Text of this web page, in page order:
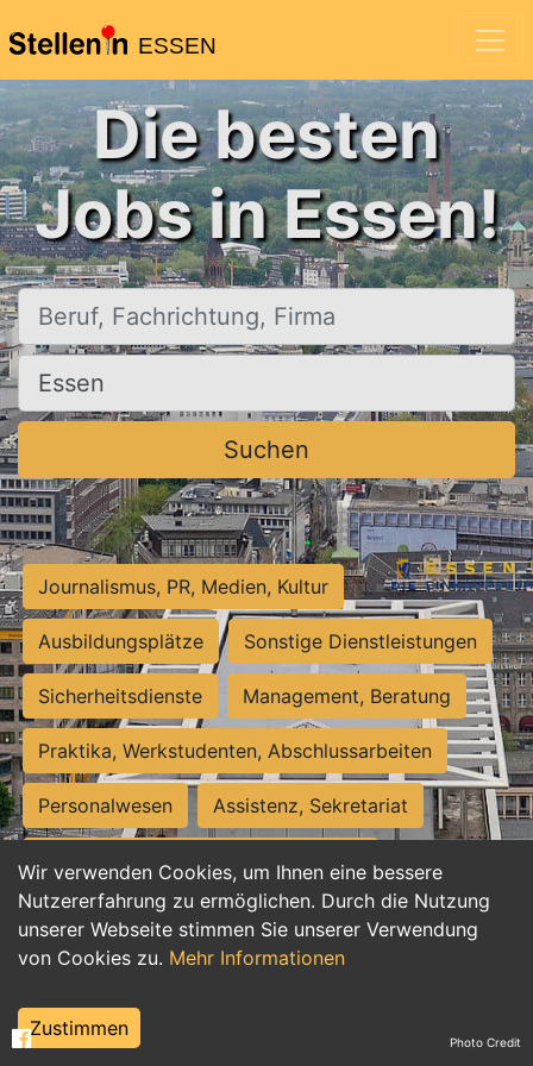
ESSEN
Wir verwenden Cookies, um Ihnen eine bessere
Nutzererfahrung zu ermöglichen. Durch die Nutzung
unserer Webseite stimmen Sie unserer Verwendung
von Cookies zu. Mehr Informationen
Zustimmen
Die besten
Jobs in Essen!
Beruf, Fachrichtung, Firma
Ort, Stadt
Suchen
Journalismus, PR, Medien, Kultur
Ausbildungsplätze Sonstige Dienstleistungen
Sicherheitsdienste Management, Beratung
Praktika, Werkstudenten, Abschlussarbeiten
Personalwesen Assistenz, Sekretariat
Hilfskräfte, Aushilfs- und Nebenjobs
Einkauf, Logistik, Materialwirtschaft
Weiterbildung, Studium, duale Ausbildung
Tourismus
Photo Credit